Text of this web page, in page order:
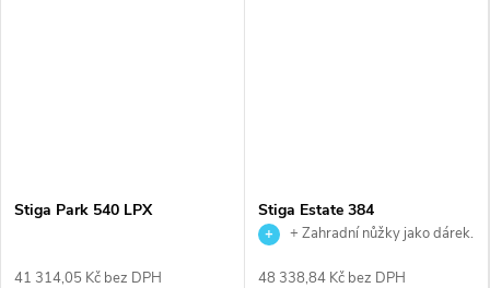
Stiga Park 540 LPX
41 314,05 Kč bez DPH
Stiga Estate 384
+ Zahradní nůžky jako dárek.
48 338,84 Kč bez DPH